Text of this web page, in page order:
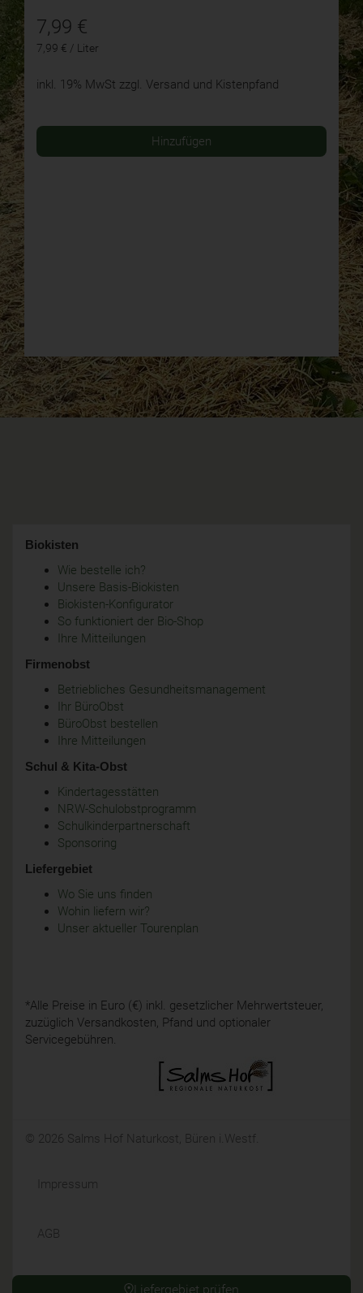
7,99 €
7,99 € / Liter
inkl. 19% MwSt zzgl. Versand und Kistenpfand
Hinzufügen
Liefergebiet prüfen
Biokisten
Wie bestelle ich?
Unsere Basis-Biokisten
Biokisten-Konfigurator
So funktioniert der Bio-Shop
Ihre Mitteilungen
Firmenobst
Betriebliches Gesundheitsmanagement
Ihr BüroObst
BüroObst bestellen
Ihre Mitteilungen
Schul & Kita-Obst
Kindertagesstätten
NRW-Schulobstprogramm
Schulkinderpartnerschaft
Sponsoring
Liefergebiet
Wo Sie uns finden
Wohin liefern wir?
Unser aktueller Tourenplan
*Alle Preise in Euro (€) inkl. gesetzlicher Mehrwertsteuer,
zuzüglich Versandkosten, Pfand und optionaler
Servicegebühren.
© 2026 Salms Hof Naturkost, Büren i.Westf.
Impressum
AGB